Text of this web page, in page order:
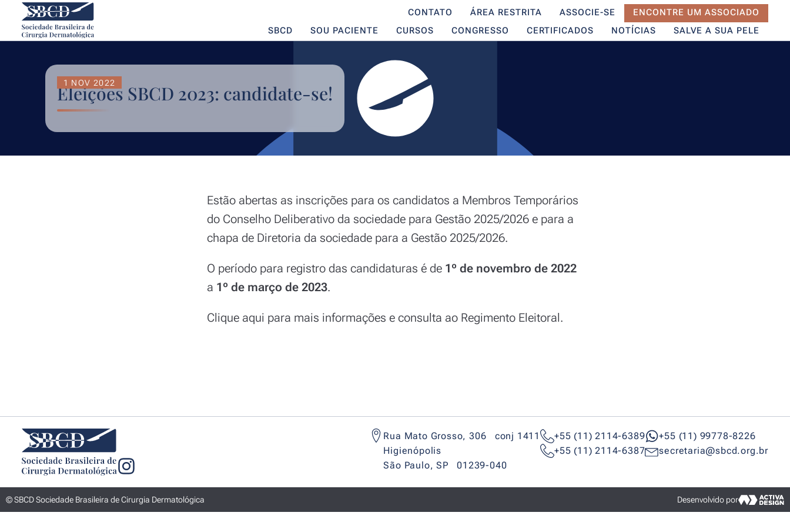
SBCD SOU PACIENTE CURSOS CONGRESSO CERTIFICADOS NOTÍCIAS
CONTATO ÁREA RESTRITA
ASSOCIE-SE
SALVE A SUA PELE
ENCONTRE UM ASSOCIADO
1 NOV 2022
Eleições SBCD 2023: candidate-se!
Estão abertas as inscrições para os candidatos a Membros Temporários
do Conselho Deliberativo da sociedade para Gestão 2025/2026 e para a
chapa de Diretoria da sociedade para a Gestão 2025/2026.
O período para registro das candidaturas é de 1º de novembro de 2022
a 1º de março de 2023.
Clique aqui para mais informações e consulta ao Regimento Eleitoral.
Rua Mato Grosso, 306 conj 1411
Higienópolis
São Paulo, SP 01239-040
+55 (11) 2114-6389
+55 (11) 2114-6387
+55 (11) 99778-8226
secretaria@sbcd.org.br
© SBCD Sociedade Brasileira de Cirurgia Dermatológica Desenvolvido por